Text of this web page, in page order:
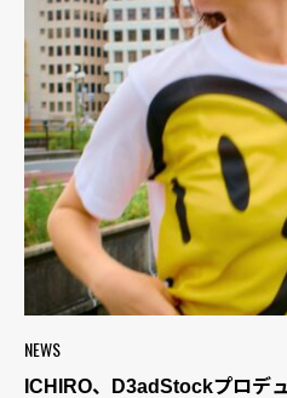
NEWS
ICHIRO、D3adStockプロデ